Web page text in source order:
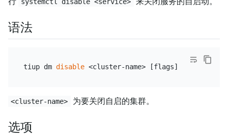
语法
tiup dm disable
<cluster-name> 为要关闭自启的集群。
选项